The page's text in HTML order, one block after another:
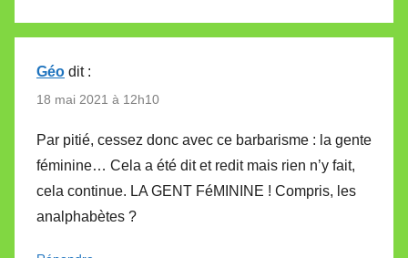
Géo dit :
18 mai 2021 à 12h10
Par pitié, cessez donc avec ce barbarisme : la gente
féminine… Cela a été dit et redit mais rien n’y fait,
cela continue. LA GENT FéMININE ! Compris, les
analphabètes ?